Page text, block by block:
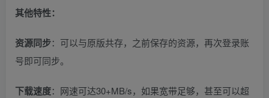
其他特性：
资源同步：可以与原版共存，之前保存的资源，再次登录账
号即可同步。
下载速度：网速可达30+MB/s，如果宽带足够，甚至可以超